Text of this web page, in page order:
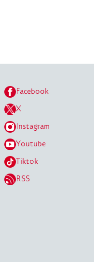
Facebook
X
Instagram
Youtube
Tiktok
RSS